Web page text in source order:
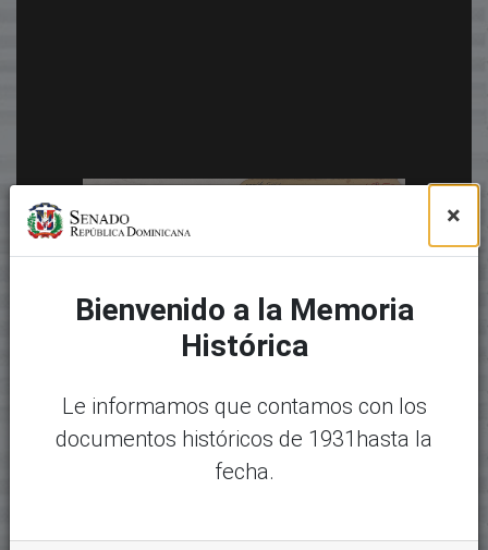
×
Bienvenido a la Memoria
Histórica
Le informamos que contamos con los
documentos históricos de 1931hasta la
fecha.